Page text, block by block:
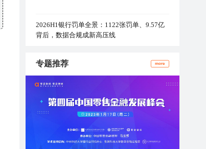
2026H1银行罚单全景：1122张罚单、9.57亿
背后，数据合规成新高压线
专题推荐 more